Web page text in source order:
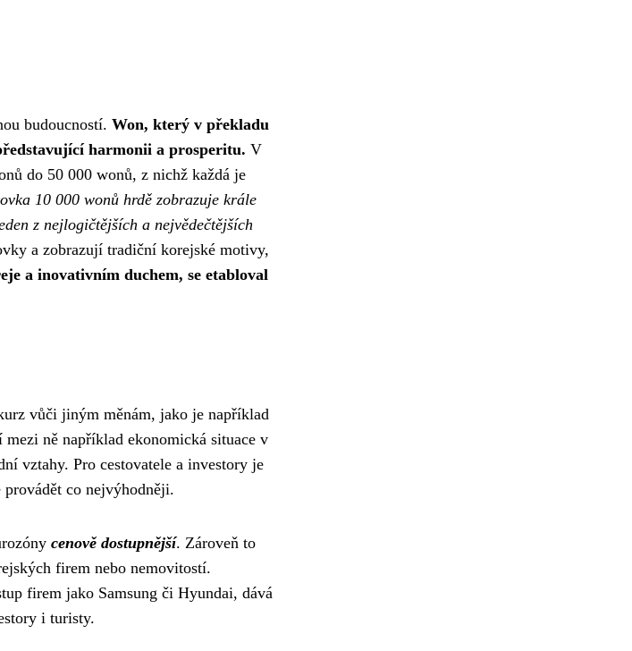
budoucností. Won, který v překladu
harmonii a prosperitu. V
do 50 000 wonů, z nichž každá je
10 000 wonů hrdě zobrazuje krále
z nejlogičtějších a nejvědečtějších
a zobrazují tradiční korejské motivy,
a inovativním duchem, se etabloval
vůči jiným měnám, jako je například
ně například ekonomická situace v
vztahy. Pro cestovatele a investory je
co nejvýhodněji.
cenově dostupnější. Zároveň to
firem nebo nemovitostí.
firem jako Samsung či Hyundai, dává
i turisty.